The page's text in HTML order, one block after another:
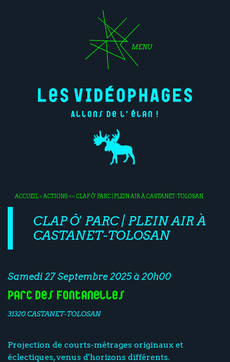
MENU
Allons de l'élan !
ACCUEIL<ACTIONS< < CLAP Ô' PARC | PLEIN AIR À CASTANET-TOLOSAN
CLAP Ô' PARC | PLEIN AIR À
CASTANET-TOLOSAN
Samedi 27 Septembre 2025 à 20h00
Parc des Fontanelles
31320 CASTANET-TOLOSAN
Projection de courts-métrages originaux et
éclectiques, venus d'horizons différents.